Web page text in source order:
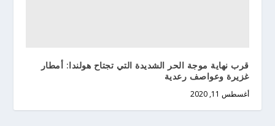
قرب نهاية موجة الحر الشديدة التي تجتاح هولندا: أمطار
غزيرة وعواصف رعدية
أغسطس 11, 2020